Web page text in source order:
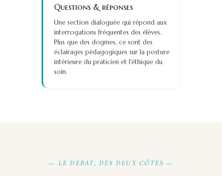
Questions & réponses
Une section dialoguée qui répond aux
interrogations fréquentes des élèves.
Plus que des dogmes, ce sont des
éclairages pédagogiques sur la posture
intérieure du praticien et l'éthique du
soin.
— LE DÉBAT, DES DEUX CÔTÉS —